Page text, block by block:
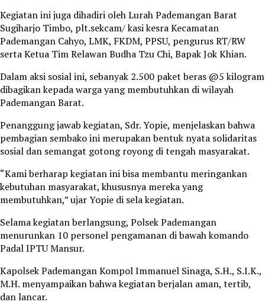
Kegiatan ini juga dihadiri oleh Lurah Pademangan Barat
Sugiharjo Timbo, plt.sekcam/ kasi kesra Kecamatan
Pademangan Cahyo, LMK, FKDM, PPSU, pengurus RT/RW
serta Ketua Tim Relawan Budha Tzu Chi, Bapak Jok Khian.
Dalam aksi sosial ini, sebanyak 2.500 paket beras @5 kilogram
dibagikan kepada warga yang membutuhkan di wilayah
Pademangan Barat.
Penanggung jawab kegiatan, Sdr. Yopie, menjelaskan bahwa
pembagian sembako ini merupakan bentuk nyata solidaritas
sosial dan semangat gotong royong di tengah masyarakat.
“Kami berharap kegiatan ini bisa membantu meringankan
kebutuhan masyarakat, khususnya mereka yang
membutuhkan,” ujar Yopie di sela kegiatan.
Selama kegiatan berlangsung, Polsek Pademangan
menurunkan 10 personel pengamanan di bawah komando
Padal IPTU Mansur.
Kapolsek Pademangan Kompol Immanuel Sinaga, S.H., S.I.K.,
M.H. menyampaikan bahwa kegiatan berjalan aman, tertib,
dan lancar.